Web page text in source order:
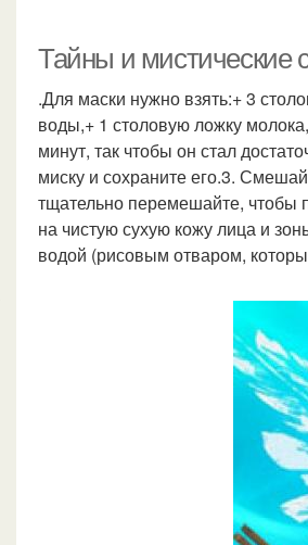
Тайны и мистические
.Для маски нужно взять:+ 3
воды,+ 1 столовую ложку
минут, так чтобы он стал
миску и сохраните его.3.
тщательно перемешайте, чтобы
на чистую сухую кожу лица и
водой (рисовым отваром,